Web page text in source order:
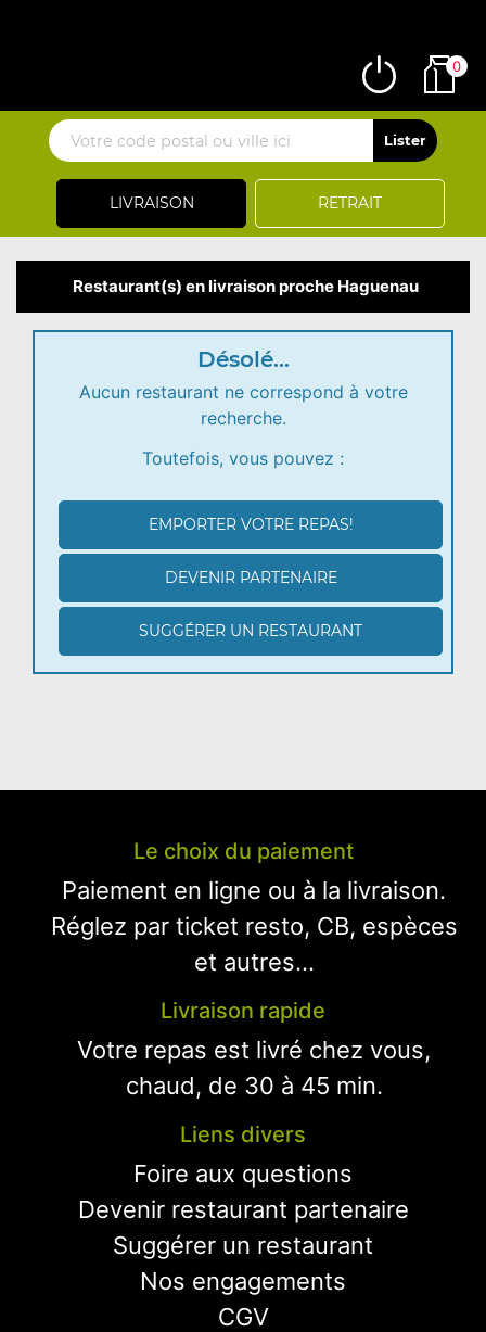
LIVRAISON RETRAIT
0
Restaurant(s) en livraison proche Haguenau
Désolé...
Aucun restaurant ne correspond à votre
recherche.
Toutefois, vous pouvez :
EMPORTER VOTRE REPAS!
DEVENIR PARTENAIRE
SUGGÉRER UN RESTAURANT
Le choix du paiement
Paiement en ligne ou à la livraison.
Réglez par ticket resto, CB, espèces
et autres...
Livraison rapide
Votre repas est livré chez vous,
chaud, de 30 à 45 min.
Liens divers
Foire aux questions
Devenir restaurant partenaire
Suggérer un restaurant
Nos engagements
CGV